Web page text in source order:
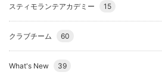
スティモランテアカデミー 15
クラブチーム 60
What's New 39